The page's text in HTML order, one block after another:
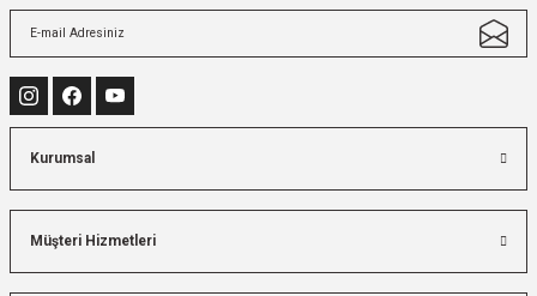
Kurumsal
Müşteri Hizmetleri